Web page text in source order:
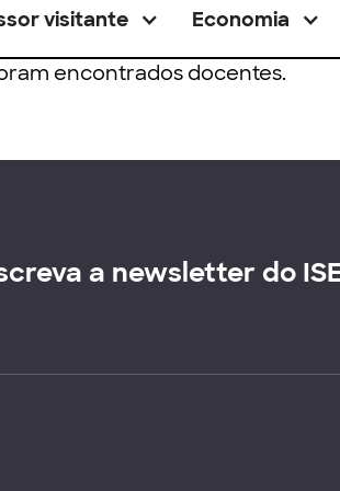
visitante Economia
encontrados docentes.
a newsletter do